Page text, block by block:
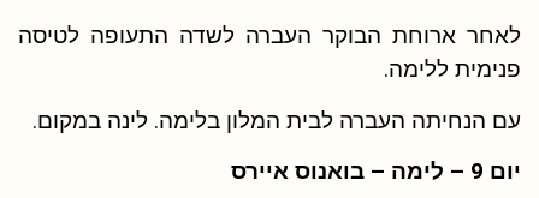
לאחר ארוחת הבוקר העברה לשדה התעופה לטיסה
פנימית ללימה.
עם הנחיתה העברה לבית המלון בלימה. לינה במקום.
יום 9 – לימה – בואנוס איירס